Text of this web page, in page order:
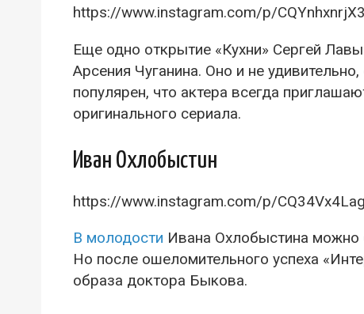
https://www.instagram.com/p/
Еще одно открытие «Кухни» Сергей
Арсения Чуганина. Оно и не
популярен, что актера всегда
оригинального сериала.
Иван Охлобыстин
https://www.instagram.com/p/
В молодости Ивана Охлобыстина можно
Но после ошеломительного успеха
образа доктора Быкова.